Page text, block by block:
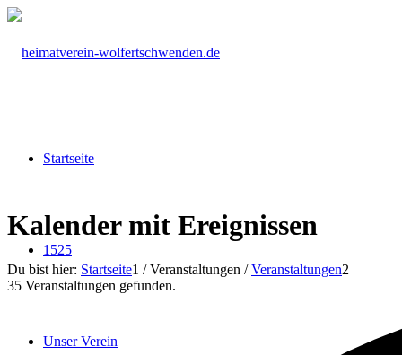
Startseite
1525
Unser Verein
Kalender mit Ereignissen
Du bist hier: Startseite1 / Veranstaltungen / Veranstaltungen2
35 Veranstaltungen gefunden.